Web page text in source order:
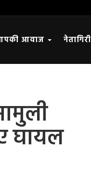
आवाज नेतागिरी
घायल